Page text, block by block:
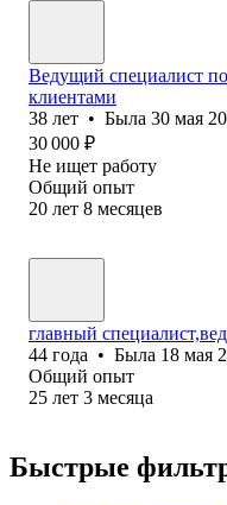
Ведущий специалист
клиентами
38 лет • Была 30 мая
30 000 ₽
Не ищет работу
Общий опыт
20 лет 8 месяцев
главный
44 года • Была 18 мая
Общий опыт
25 лет 3 месяца
Быстрые